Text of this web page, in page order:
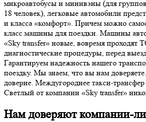
микроавтобусы и минивэны (для
18 человек), легковые автомобили
и класса «комфорт». Причем можно
класс машины для поездки. Машины
«Sky transfer» новые, вовремя проходят
диагностические процедуры, перед
Гарантируем надежность нашего
поездку. Мы знаем, что вы нам
доверие. Междугороднее такси-
Светлый от компании «Sky transfer»
Нам доверяют компании-